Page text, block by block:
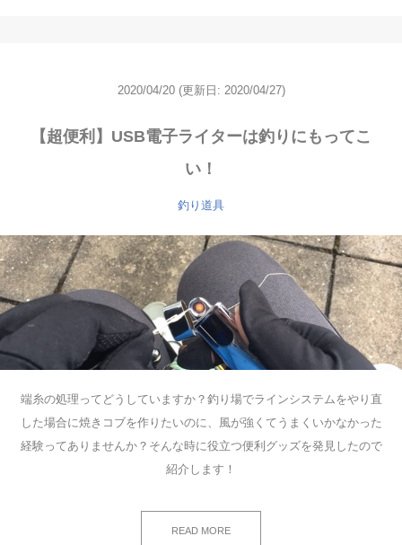
2020/04/20 (更新日: 2020/04/27)
【超便利】USB電子ライターは釣りにもってこ
い！
釣り道具
端糸の処理ってどうしていますか？釣り場でラインシステムをやり直
した場合に焼きコブを作りたいのに、風が強くてうまくいかなかった
経験ってありませんか？そんな時に役立つ便利グッズを発見したので
紹介します！
READ MORE